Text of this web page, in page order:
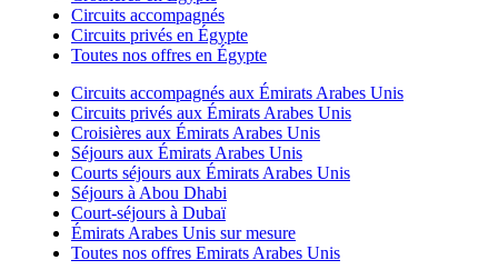
Circuits accompagnés
Circuits privés en Égypte
Toutes nos offres en Égypte
Circuits accompagnés aux Émirats Arabes Unis
Circuits privés aux Émirats Arabes Unis
Croisières aux Émirats Arabes Unis
Séjours aux Émirats Arabes Unis
Courts séjours aux Émirats Arabes Unis
Séjours à Abou Dhabi
Court-séjours à Dubaï
Émirats Arabes Unis sur mesure
Toutes nos offres Emirats Arabes Unis